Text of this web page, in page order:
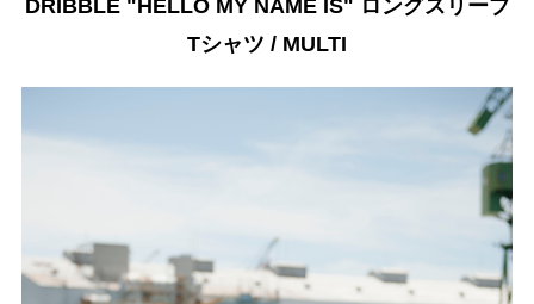
DRIBBLE "HELLO MY NAME IS" ロングスリーブ
Tシャツ / MULTI